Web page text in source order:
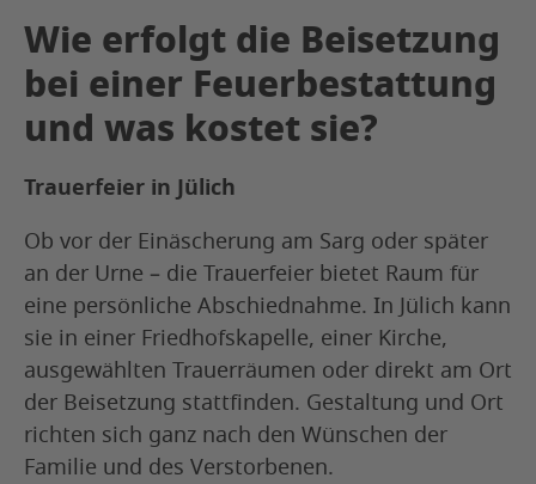
Wie erfolgt die Beisetzung
bei einer Feuerbestattung
und was kostet sie?
Trauerfeier in Jülich
Ob vor der Einäscherung am Sarg oder später
an der Urne – die Trauerfeier bietet Raum für
eine persönliche Abschiednahme. In Jülich kann
sie in einer Friedhofskapelle, einer Kirche,
ausgewählten Trauerräumen oder direkt am Ort
der Beisetzung stattfinden. Gestaltung und Ort
richten sich ganz nach den Wünschen der
Familie und des Verstorbenen.